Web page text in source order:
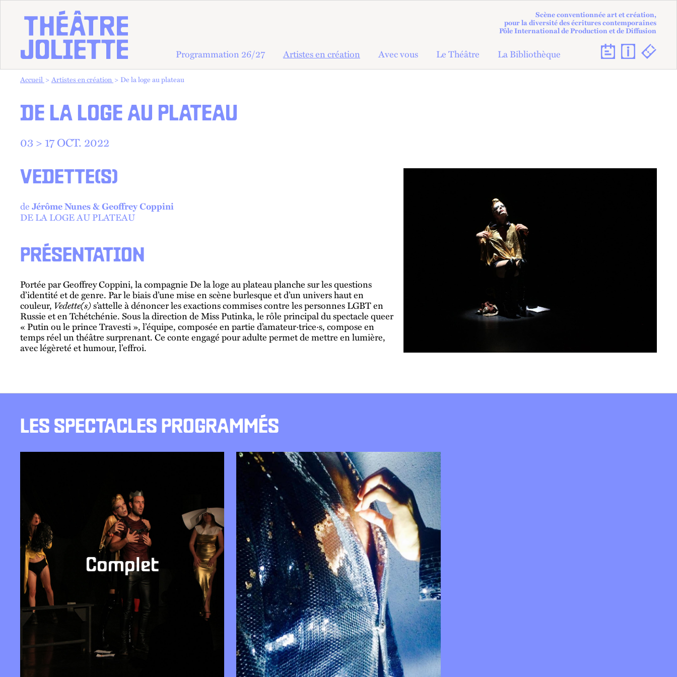
Scène conventionnée art et création,
pour la diversité des écritures contemporaines
Pôle International de Production et de Diffusion
Programmation 26/27 Artistes en création Avec vous Le Théâtre La Bibliothèque
Vous êtes dans :
Accueil Artistes en création De la loge au plateau
DE LA LOGE AU PLATEAU
03 > 17 OCT. 2022
VEDETTE(S)
deJérôme Nunes & Geoffrey Coppini
DE LA LOGE AU PLATEAU
PRÉSENTATION
Portée par Geoffrey Coppini, la compagnie De la loge au plateau planche sur les questions
d’identité et de genre. Par le biais d’une mise en scène burlesque et d’un univers haut en
couleur, Vedette(s)s’attelle à dénoncer les exactions commises contre les personnes LGBT en
Russie et en Tchétchénie. Sous la direction de Miss Putinka, le rôle principal du spectacle queer
« Putin ou le prince Travesti », l’équipe, composée en partie d’amateur·trice·s, compose en
temps réel un théâtre surprenant. Ce conte engagé pour adulte permet de mettre en lumière,
avec légèreté et humour, l’effroi.
LES SPECTACLES PROGRAMMÉS
Complet